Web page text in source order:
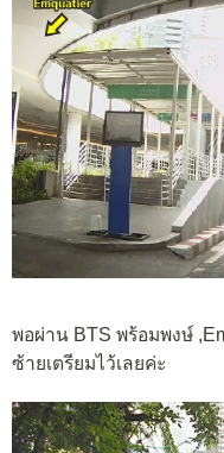
พอผ่าน BTS พร้อมพงษ์
ซ้ายเตรียมไว้เลยค่ะ